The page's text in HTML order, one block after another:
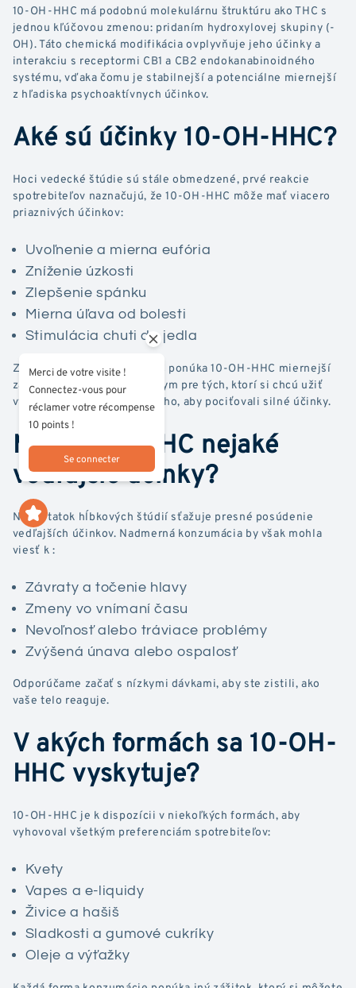
10-OH-HHC má podobnú molekulárnu štruktúru ako THC s
jednou kľúčovou zmenou: pridaním hydroxylovej skupiny (-
OH). Táto chemická modifikácia ovplyvňuje jeho účinky a
interakciu s receptormi CB1 a CB2 endokanabinoidného
systému, vďaka čomu je stabilnejší a potenciálne miernejší
z hľadiska psychoaktívnych účinkov.
Aké sú účinky 10-OH-HHC?
Hoci vedecké štúdie sú stále obmedzené, prvé reakcie
spotrebiteľov naznačujú, že 10-OH-HHC môže mať viacero
priaznivých účinkov:
Uvoľnenie a mierna eufória
Zníženie úzkosti
Zlepšenie spánku
Mierna úľava od bolesti
Stimulácia chuti do jedla
Zdá sa, že na rozdiel od THC ponúka 10-OH-HHC miernejší
zážitok, čo ho robí atraktívnym pre tých, ktorí si chcú užiť
výhody kanabinoidov bez toho, aby pociťovali silné účinky.
Má 10-OH-HHC nejaké
vedľajšie účinky?
Nedostatok hĺbkových štúdií sťažuje presné posúdenie
vedľajších účinkov. Nadmerná konzumácia by však mohla
viesť k :
Závraty a točenie hlavy
Zmeny vo vnímaní času
Nevoľnosť alebo tráviace problémy
Zvýšená únava alebo ospalosť
Odporúčame začať s nízkymi dávkami, aby ste zistili, ako
vaše telo reaguje.
V akých formách sa 10-OH-
HHC vyskytuje?
10-OH-HHC je k dispozícii v niekoľkých formách, aby
vyhovoval všetkým preferenciám spotrebiteľov:
Kvety
Vapes a e-liquidy
Živice a hašiš
Sladkosti a gumové cukríky
Oleje a výťažky
Merci de votre visite !
Connectez-vous pour
réclamer votre récompense
10 points !
Se connecter